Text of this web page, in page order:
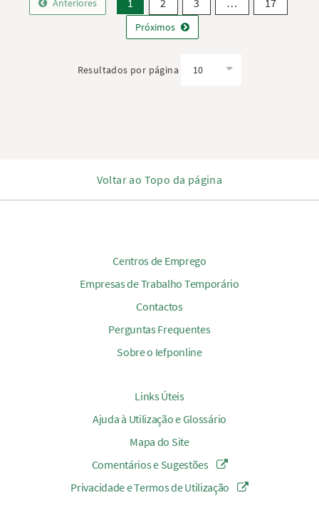
Anteriores 1 2 3 … 17
Próximos
Resultados por página
Voltar ao Topo da página
Centros de Emprego
Empresas de Trabalho Temporário
Contactos
Perguntas Frequentes
Sobre o Iefponline
Links Úteis
Ajuda à Utilização e Glossário
Mapa do Site
Comentários e Sugestões
Privacidade e Termos de Utilização